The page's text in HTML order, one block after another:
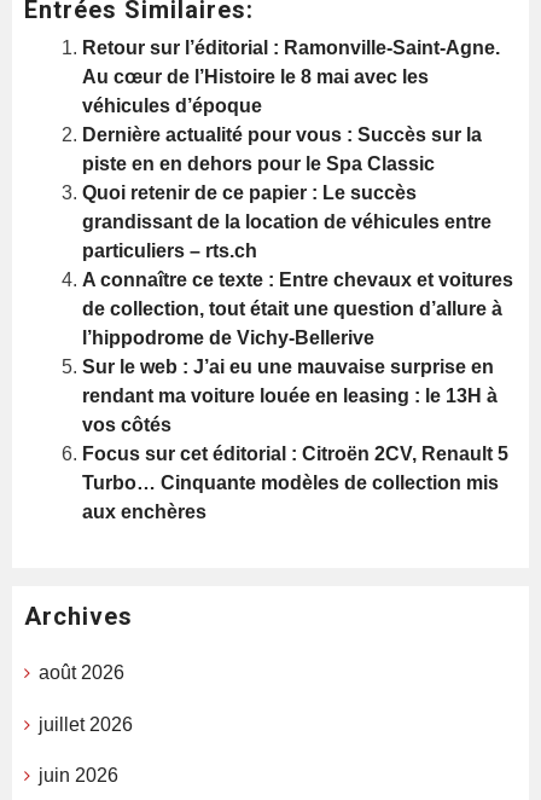
Entrées Similaires:
Retour sur l’éditorial : Ramonville-Saint-Agne.
Au cœur de l’Histoire le 8 mai avec les
véhicules d’époque
Dernière actualité pour vous : Succès sur la
piste en en dehors pour le Spa Classic
Quoi retenir de ce papier : Le succès
grandissant de la location de véhicules entre
particuliers – rts.ch
A connaître ce texte : Entre chevaux et voitures
de collection, tout était une question d’allure à
l’hippodrome de Vichy-Bellerive
Sur le web : J’ai eu une mauvaise surprise en
rendant ma voiture louée en leasing : le 13H à
vos côtés
Focus sur cet éditorial : Citroën 2CV, Renault 5
Turbo… Cinquante modèles de collection mis
aux enchères
Archives
août 2026
juillet 2026
juin 2026